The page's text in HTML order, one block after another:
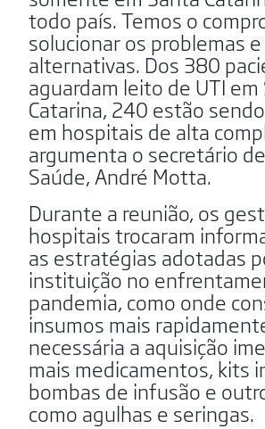
todo país. Temos o
solucionar os problemas
alternativas. Dos 380
aguardam leito de UTI em
Catarina, 240 estão
em hospitais de alta
argumenta o secretário
Saúde, André Motta.
Durante a reunião, os
hospitais trocaram
as estratégias adotadas
instituição no
pandemia, como onde
insumos mais
necessária a aquisição
mais medicamentos, kits
bombas de infusão e
como agulhas e seringas.